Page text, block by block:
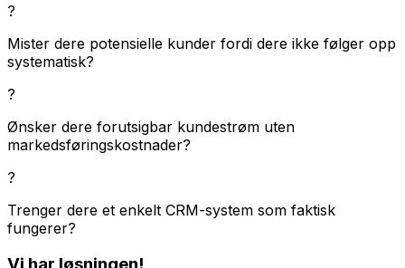
?
Mister dere potensielle kunder fordi dere ikke følger opp
systematisk?
?
Ønsker dere forutsigbar kundestrøm uten
markedsføringskostnader?
?
Trenger dere et enkelt CRM-system som faktisk
fungerer?